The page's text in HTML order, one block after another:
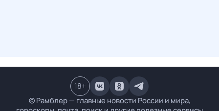
© Рамблер — главные новости России и мира,
18+